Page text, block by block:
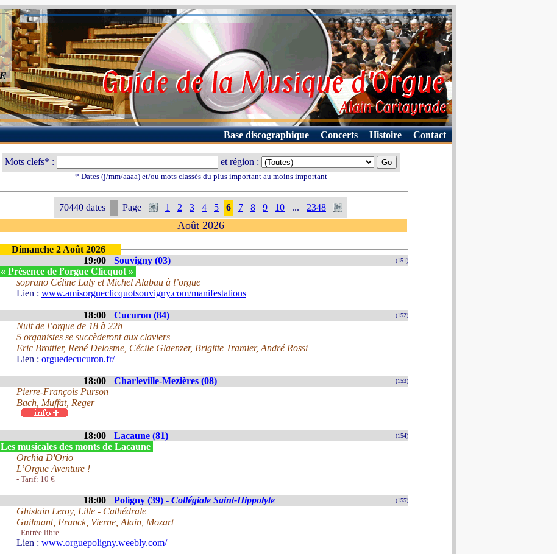
Base discographique Concerts Histoire Contact
Mots clefs* : et région :
* Dates (j/mm/aaaa) et/ou mots classés du plus important au moins important
70440 dates Page 1 2 3 4 5 6 7 8 9 10 ... 2348
Août 2026
Dimanche 2 Août 2026
19:00
Souvigny (03) (151)
« Présence de l’orgue Clicquot »
soprano Céline Laly et Michel Alabau à l’orgue
Lien : www.amisorgueclicquotsouvigny.com/manifestations
18:00 Cucuron (84) (152)
Nuit de l’orgue de 18 à 22h
5 organistes se succèderont aux claviers
Eric Brottier, René Delosme, Cécile Glaenzer, Brigitte Tramier, André Rossi
Lien : orguedecucuron.fr/
18:00 Charleville-Mezières (08) (153)
Pierre-François Purson
Bach, Muffat, Reger
18:00 Lacaune (81) (154)
Les musicales des monts de Lacaune
Orchia D'Orio
L’Orgue Aventure !
- Tarif: 10 €
18:00 Poligny (39) - Collégiale Saint-Hippolyte (155)
Ghislain Leroy, Lille - Cathédrale
Guilmant, Franck, Vierne, Alain, Mozart
- Entrée libre
Lien : www.orguepoligny.weebly.com/